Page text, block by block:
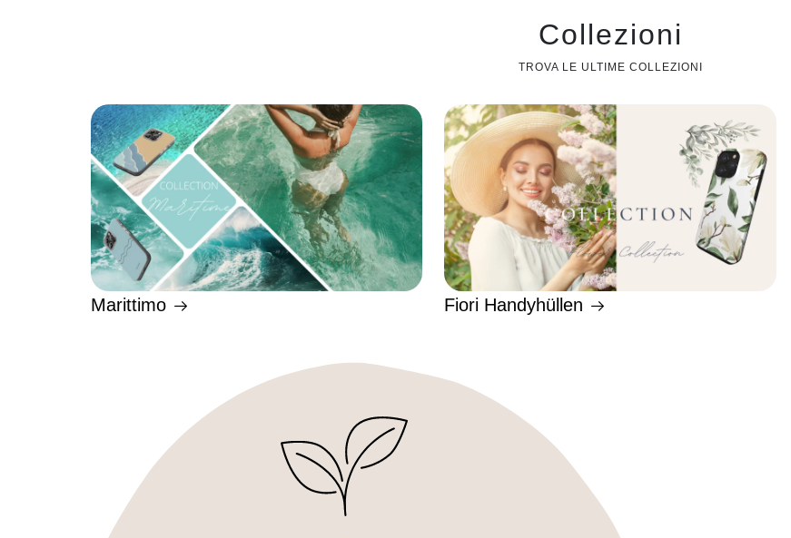
Collezioni
TROVA LE ULTIME COLLEZIONI
Marittimo Fiori Handyhüllen